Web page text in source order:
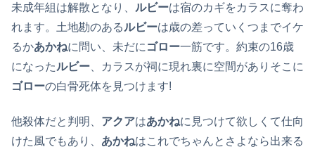
未成年組は解散となり、 ルビーは宿のカギをカラスに奪わ
れます。土地勘のあるルビーは歳の差っていくつまでイケ
るかあかねに問い、未だに ゴロー一筋です。約束の16歳
になったルビー 、カラスが祠に現れ裏に空間がありそこに
ゴローの白骨死体を見つけます!
他殺体だと判明、 アクアはあかねに見つけて欲しくて仕向
けた風でもあり、 あかねはこれでちゃんとさよなら出来る